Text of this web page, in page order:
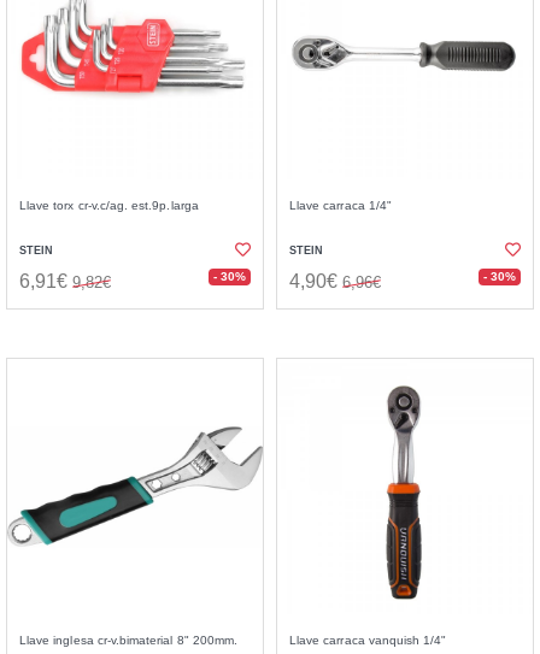
Llave torx cr-v.c/ag. est.9p.larga
STEIN
6,91€ 9,82€ - 30%
Llave carraca 1/4"
STEIN
4,90€ 6,96€ - 30%
Llave inglesa cr-v.bimaterial 8" 200mm. Llave carraca vanquish 1/4"